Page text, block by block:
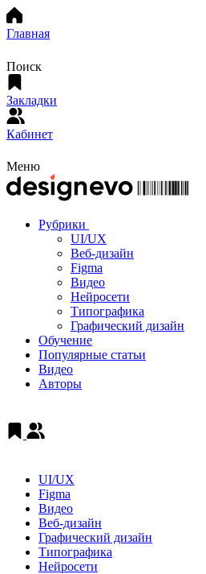
Главная
Поиск
Закладки
Кабинет
Меню
Рубрики
UI/UX
Веб-дизайн
Figma
Видео
Нейросети
Типографика
Графический дизайн
Обучение
Популярные статьи
Видео
Авторы
UI/UX
Figma
Видео
Веб-дизайн
Графический дизайн
Типографика
Нейросети